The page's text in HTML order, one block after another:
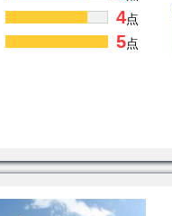
4点
5点